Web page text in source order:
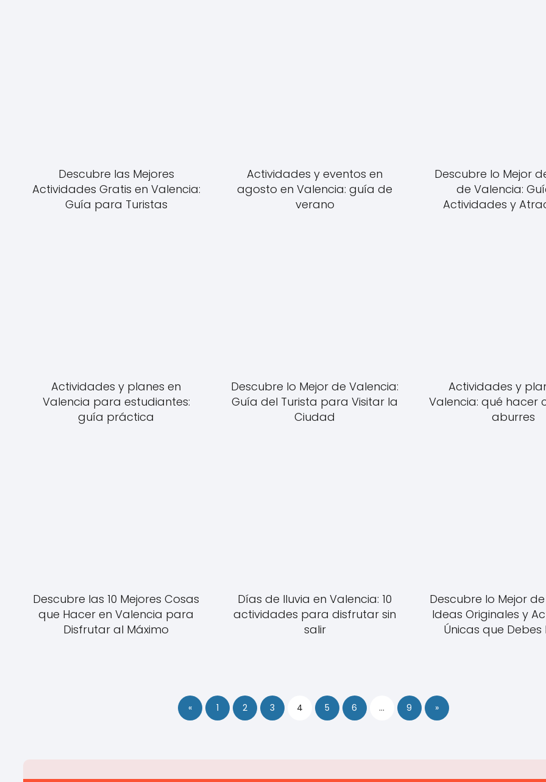
Descubre las Mejores
Actividades Gratis en Valencia:
Guía para Turistas
Actividades y eventos en
agosto en Valencia: guía de
verano
Descubre lo Mejor
de Valencia:
Actividades y
Actividades y planes en
Valencia para estudiantes:
guía práctica
Descubre lo Mejor de Valencia:
Guía del Turista para Visitar la
Ciudad
Actividades y
Valencia: qué hacer
aburres
Descubre las 10 Mejores Cosas
que Hacer en Valencia para
Disfrutar al Máximo
Días de lluvia en Valencia: 10
actividades para disfrutar sin
salir
Descubre lo Mejor
Ideas Originales y
Únicas que
« 1 2 3 4 5 6 … 9 »